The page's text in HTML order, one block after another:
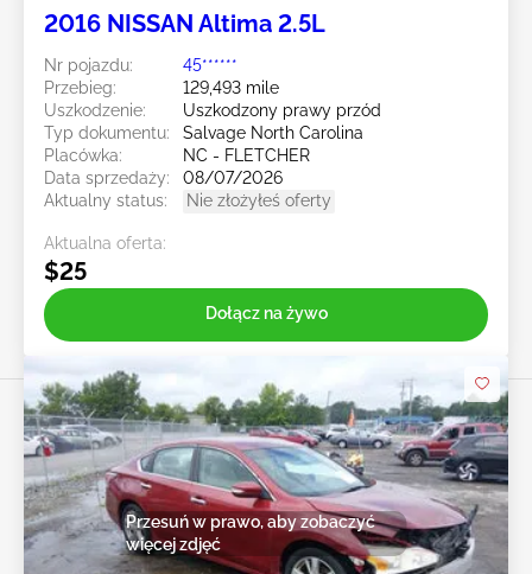
2016 NISSAN Altima 2.5L
Nr pojazdu:
45******
Przebieg:
129,493 mile
Uszkodzenie:
Uszkodzony prawy przód
Typ dokumentu:
Salvage North Carolina
Placówka:
NC - FLETCHER
Data sprzedaży:
08/07/2026
Aktualny status:
Nie złożyłeś oferty
Aktualna oferta:
$25
Dołącz na żywo
Przesuń w prawo, aby zobaczyć
więcej zdjęć